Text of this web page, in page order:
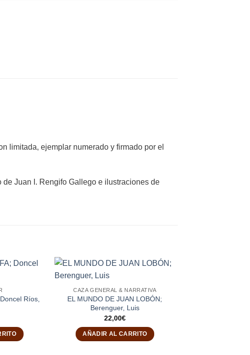
limitada, ejemplar numerado y firmado por el
Juan I. Rengifo Gallego e ilustraciones de
Ríos,
CAZA GENERAL & NARRATIVA
EL MUNDO DE JUAN LOBÓN;
Berenguer, Luis
22,00€
AÑADIR AL CARRITO